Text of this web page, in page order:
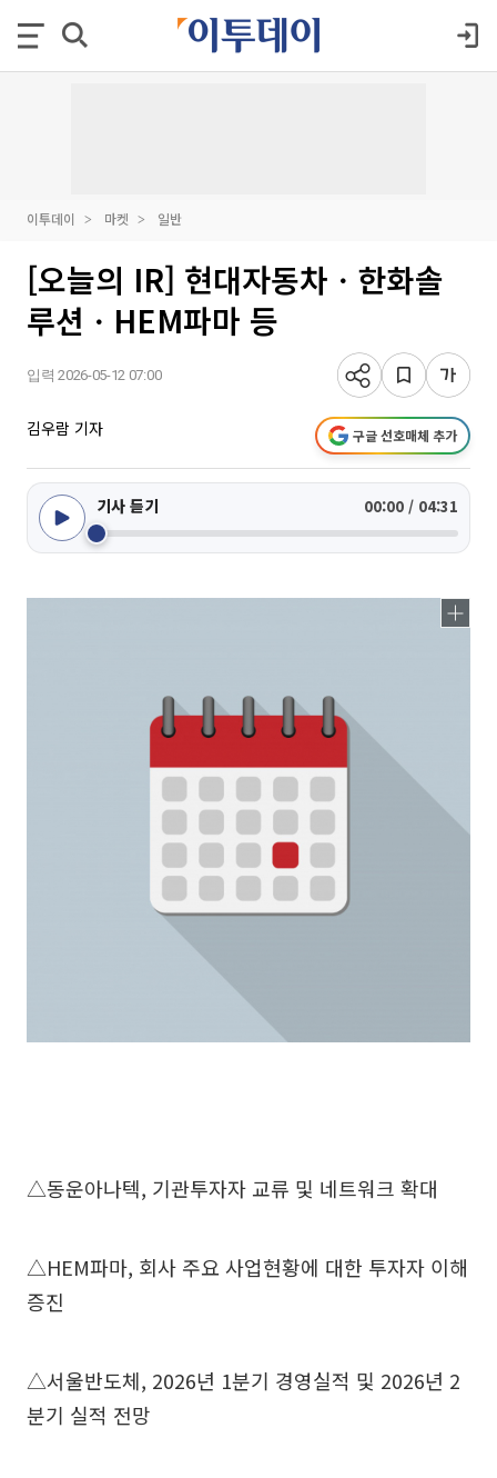
이투데이 마켓 일반
[오늘의 IR] 현대자동차ㆍ한화솔
루션ㆍHEM파마 등
입력 2026-05-12 07:00
김우람 기자 구글 선호매체 추가
기사 듣기 00:00 / 04:31
△동운아나텍, 기관투자자 교류 및 네트워크 확대
△HEM파마, 회사 주요 사업현황에 대한 투자자 이해
증진
△서울반도체, 2026년 1분기 경영실적 및 2026년 2
분기 실적 전망